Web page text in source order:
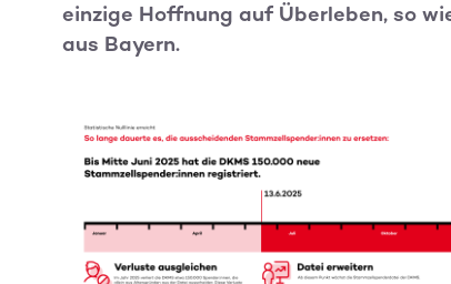
einzige Hoffnung auf Überleben, so
aus Bayern.